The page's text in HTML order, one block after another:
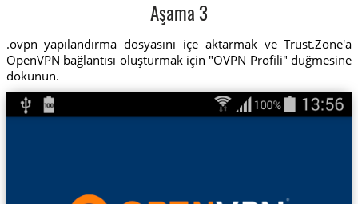
Aşama 3
.ovpn yapılandırma dosyasını içe aktarmak ve Trust.Zone'a
OpenVPN bağlantısı oluşturmak için "OVPN Profili" düğmesine
dokunun.